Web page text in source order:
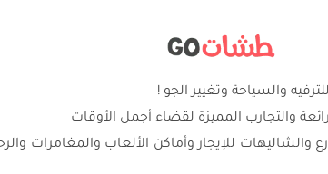
والسياحة وتغيير الجو !
والتجارب المميزة لقضاء أجمل الأوقات
والشاليهات للإيجار وأماكن الألعاب والمغامرات